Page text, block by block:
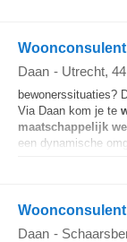
Woonconsulent
Daan - Utrecht,
bewonerssituaties?
Via Daan kom je te
maatschappelijk
een dynamische
Woonconsulent
Daan -